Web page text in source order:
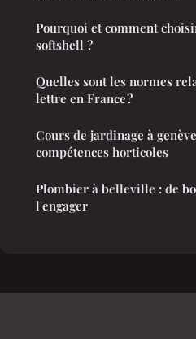
Pourquoi et comment
softshell ?
Quelles sont les normes
lettre en France ?
Cours de jardinage à
compétences horticoles
Plombier à belleville : de
l'engager